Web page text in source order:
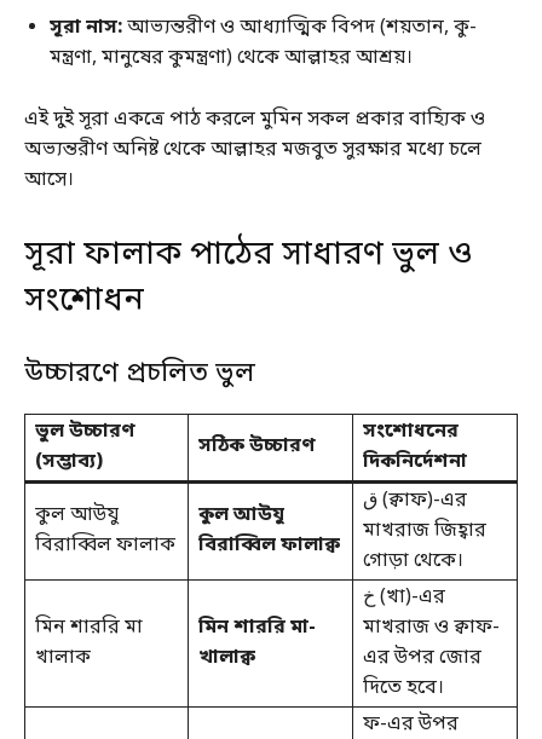
সূরা নাস:আভ্যন্তরীণ ও আধ্যাত্মিক বিপদ (শয়তান, কু-
মন্ত্রণা, মানুষের কুমন্ত্রণা) থেকে আল্লাহর আশ্রয়।
এই দুই সূরা একত্রে পাঠ করলে মুমিন সকল প্রকার বাহ্যিক ও
অভ্যন্তরীণ অনিষ্ট থেকে আল্লাহর মজবুত সুরক্ষার মধ্যে চলে
আসে।
সূরা ফালাক পাঠের সাধারণ ভুল ও
সংশোধন
উচ্চারণে প্রচলিত ভুল
ভুল উচ্চারণ
(সম্ভাব্য)
সঠিক উচ্চারণ
সংশোধনের
দিকনির্দেশনা
কুল আউযু
বিরাব্বিল ফালাক
কুল আউযু
বিরাব্বিল ফালাক্ব
ق (ক্বাফ)-এর
মাখরাজ জিহ্বার
গোড়া থেকে।
মিন শাররি মা
খালাক
মিন শাররি মা-
খালাক্ব
خ (খা)-এর
মাখরাজ ও ক্বাফ-
এর উপর জোর
দিতে হবে।
ফ-এর উপর